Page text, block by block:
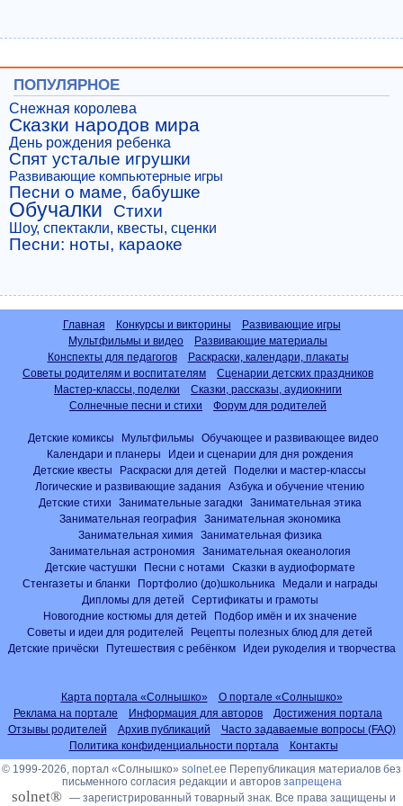
ПОПУЛЯРНОЕ
Снежная королева
Сказки народов мира
День рождения ребенка
Спят усталые игрушки
Развивающие компьютерные игры
Песни о маме, бабушке
Обучалки Стихи
Шоу, спектакли, квесты, сценки
Песни: ноты, караоке
Главная Конкурсы и викторины
Развивающие игры
Мультфильмы и видео
Развивающие материалы
Конспекты для педагогов
Раскраски, календари, плакаты
Советы родителям и воспитателям
Сценарии детских праздников
Мастер-классы, поделки
Сказки, рассказы, аудиокниги
Солнечные песни и стихи
Форум для родителей
Детские комиксы Мультфильмы
Обучающее и развивающее видео
Календари и планеры
Идеи и сценарии для дня рождения
Детские квесты
Раскраски для детей
Поделки и мастер-классы
Логические и развивающие задания
Азбука и обучение чтению
Детские стихи
Занимательные загадки
Занимательная этика
Занимательная география
Занимательная экономика
Занимательная химия
Занимательная физика
Занимательная астрономия
Занимательная океанология
Детские частушки
Песни с нотами
Сказки в аудиоформате
Стенгазеты и бланки
Портфолио (до)школьника
Медали и награды
Дипломы для детей
Сертификаты и грамоты
Новогодние костюмы для детей
Подбор имён и их значение
Советы и идеи для родителей
Рецепты полезных блюд для детей
Детские причёски
Путешествия с ребёнком Идеи рукоделия и творчества
Карта портала «Солнышко»
О портале «Солнышко»
Реклама на портале
Информация для авторов
Достижения портала
Отзывы родителей
Архив публикаций
Часто задаваемые вопросы (FAQ)
Политика конфиденциальности портала
Контакты
© 1999-2026, портал «Солнышко» solnet.ee Перепубликация материалов без
письменного согласия редакции и авторов запрещена
solnet® — зарегистрированный товарный знак. Все права защищены и